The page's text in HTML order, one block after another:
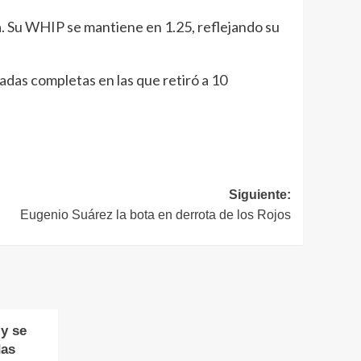
WHIP se mantiene en 1.25, reflejando su
completas en las que retiró a 10
Siguiente:
Eugenio Suárez la bota en derrota de los Rojos
se